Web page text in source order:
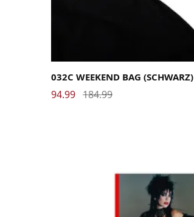
032C WEEKEND BAG (SCHWARZ)
94.99 184.99